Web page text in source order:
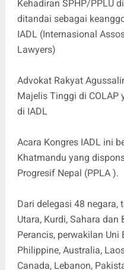
Kehadiran SPHP/PPLU
ditandai sebagai
IADL (Internasional
Lawyers)
Advokat Rakyat
Majelis Tinggi di COLAP
di IADL
Acara Kongres IADL ini
Khatmandu yang
Progresif Nepal (PPLA ).
Dari delegasi 48 negara,
Utara, Kurdi, Sahara dan
Perancis, perwakilan Uni
Philippine, Australia,
Canada, Lebanon,